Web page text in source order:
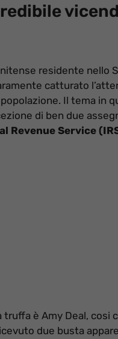
residente nello
catturato
Il tema in
di ben due
Revenue Service
è Amy Deal, cosi
due busta